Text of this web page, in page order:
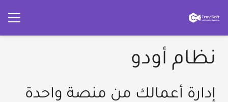
نظام أودو
إدارة أعمالك من منصة واحدة